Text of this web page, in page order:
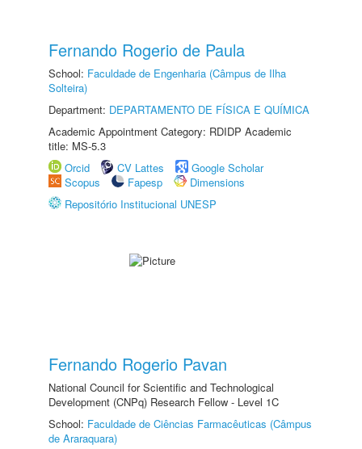
Fernando Rogerio de Paula
School: Faculdade de Engenharia (Câmpus de Ilha
Solteira)
Department: DEPARTAMENTO DE FÍSICA E QUÍMICA
Academic Appointment Category: RDIDP Academic
title: MS-5.3
Orcid
CV Lattes
Google Scholar
Scopus
Fapesp
Dimensions
Repositório Institucional UNESP
Fernando Rogerio Pavan
National Council for Scientific and Technological
Development (CNPq) Research Fellow - Level 1C
School: Faculdade de Ciências Farmacêuticas (Câmpus
de Araraquara)